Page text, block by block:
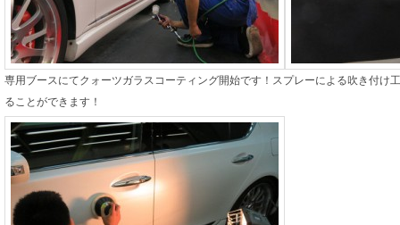
専用ブースにてクォーツガラスコーティング開始です！スプレーによる吹き付け
ることができます！